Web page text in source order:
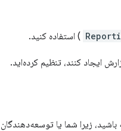
) استفاده کنید.
ایجاد کنند، تنظیم کرده‌اید.
باشید، زیرا شما یا توسعه‌دهندگان